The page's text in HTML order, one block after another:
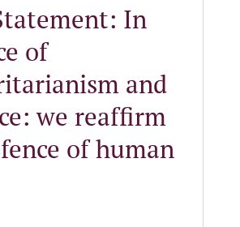
In
of
and
we reaffirm
of human